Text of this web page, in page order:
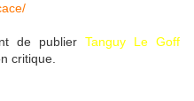
de publier Tanguy Le Goff
critique.